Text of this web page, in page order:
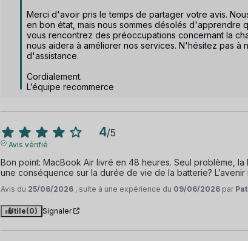
Merci d'avoir pris le temps de partager votre avis.
en bon état, mais nous sommes désolés d'apprendre
vous rencontrez des préoccupations concernant la
nous aidera à améliorer nos services. N'hésitez pas
d'assistance.
Cordialement.
L’équipe recommerce
4/5
Avis vérifié
Bon point: MacBook Air livré en 48 heures. Seul problème,
une conséquence sur la durée de vie de la batterie? L’avenir
Avis du 25/06/2026 , suite à une expérience du 09/06/2026 par
Utile(0) Signaler